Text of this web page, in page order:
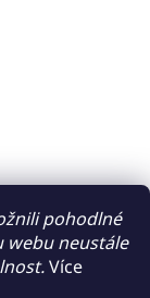
pohodlné
webu neustále
Více